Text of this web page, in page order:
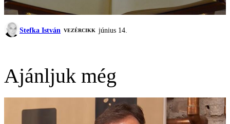
Stefka István VEZÉRCIKK június 14.
Ajánljuk még